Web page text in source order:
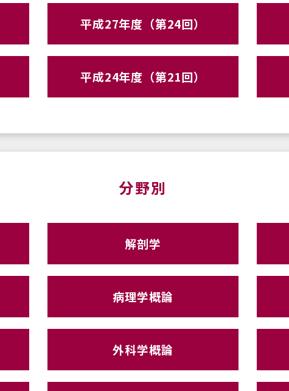
平成27年度（第24回）
平成24年度（第21回）
分野別
解剖学
病理学概論
外科学概論